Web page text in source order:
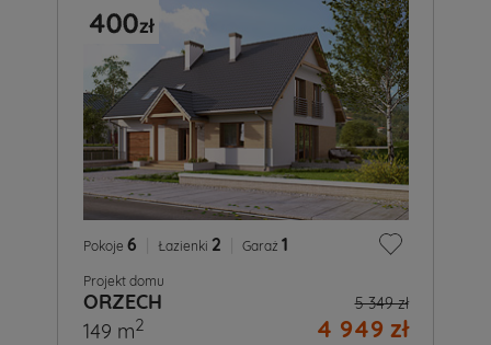
Pokoje 6 Łazienki 2 Garaż 1
Projekt domu
ORZECH 5 349 zł
4 949 zł
149 m2